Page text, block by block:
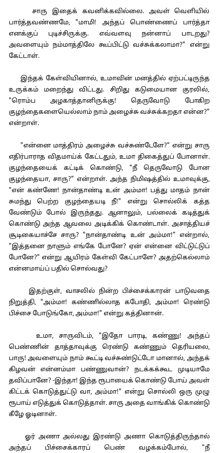
சாரு இதைக் கவனிக்கவில்லை. அவள் வெளியில்
பார்த்தவண்ணமே, "மாமி! அந்தப் பொண்ணைப் பார்த்தா
எனக்குப் புடிச்சிருக்கு. எவ்வளவு நன்னாப் பாடறது?
அவளையும் நம்மாத்திலே கூப்பிட்டு வச்சுக்கலாமா?" என்று
கேட்டாள்.
இந்தக் கேள்வியினால், உமாவின் மனத்தில் ஏற்பட்டிருந்த
உருக்கம் மறைந்து விட்டது. சிறிது கடுமையான குரலில்,
"ரொம்ப அழகாத்தானிருக்கு! தெருவோடு போகிற
குழந்தைகளையெல்லாம் நாம் அழைச்சு வச்சுக்கறதா என்ன?"
என்றாள்.
"என்னை மாத்திரம் அழைச்சு வச்சுண்டேளே?" என்று சாரு
எதிர்பாராத விதமாய்க் கேட்டதும், உமா திகைத்துப் போனாள்.
குழந்தையைக் கட்டிக் கொண்டு, "நீ தெருவோடு போன
குழந்தையா, சாரு?" என்றாள். அந்த நிமிஷத்தில் உமாவுக்கு,
"என் கண்ணே! நான்தாண்டி உன் அம்மா! பத்து மாதம் நான்
சுமந்து பெற்ற குழந்தையடி நீ!" என்று சொல்லிக் கத்த
வேண்டும் போல் இருந்தது. ஆனாலும், பல்லைக் கடித்துக்
கொண்டு அந்த ஆவலை அடிக்கிக் கொண்டாள். அசாத்தியச்
சூடிகையாச்சே சாரு? "நான்தாண்டி உன் அம்மா!" என்றால்,
"இத்தனை நாளும் எங்கே போனே? ஏன் என்னை விட்டுட்டுப்
போனே?" என்று ஆயிரம் கேள்வி கேட்பாளே? அதற்கெல்லாம்
என்னமாய்ப் பதில் சொல்வது?
இதற்குள், வாசலில் நின்ற பிச்சைக்காரன் பாடுவதை
நிறுத்தி, "அம்மா! கண்ணில்லாத கபோதி, அம்மா! ரெண்டு
பிச்சை போடுங்கோ, அம்மா!" என்று கத்தினான்.
உமா, சாருவிடம், "இதோ பாரடி, கண்ணு! அந்தப்
பெண்ணின் தாத்தாவுக்கு ரெண்டு கண்ணும் தெரியலை,
பாரு! அவளையும் நாம் கூட்டி வச்சுண்டுட்டோ மானால், அந்தக்
கிழவன் என்னம்மா பண்ணுவான்? நடக்கக்கூட முடியாமே
தவிப்பானே? -இந்தா! இந்த ரூபாயைக் கொண்டு போய் அவள்
கிட்டக் கொடுத்துட்டு வா, அம்மா!" என்று சொல்லி ஒரு முழு
ரூபாய் எடுத்துக் கொடுத்தாள். சாரு அதை வாங்கிக் கொண்டு
கீழே ஓடினாள்.
ஓர் அணா அல்லது இரண்டு அணா கொடுத்திருந்தால்
அந்தப் பிச்சைக்காரப் பெண் வழக்கம்போல், "நீ